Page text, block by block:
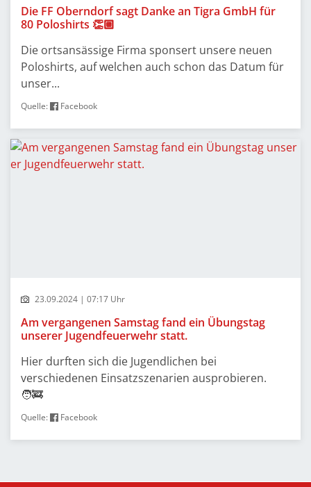
Die FF Oberndorf sagt Danke an Tigra GmbH für
80 Poloshirts 👏🏼
Die ortsansässige Firma sponsert unsere neuen
Poloshirts, auf welchen auch schon das Datum für
unser...
Quelle: Facebook
23.09.2024 | 07:17 Uhr
Am vergangenen Samstag fand ein Übungstag
unserer Jugendfeuerwehr statt.
Hier durften sich die Jugendlichen bei
verschiedenen Einsatzszenarien ausprobieren.
🧑‍🚒
Quelle: Facebook